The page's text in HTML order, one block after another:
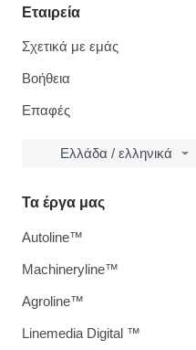
Εταιρεία
Σχετικά με εμάς
Βοήθεια
Επαφές
Ελλάδα / ελληνικά
Τα έργα μας
Autoline™
Machineryline™
Agroline™
Linemedia Digital ™